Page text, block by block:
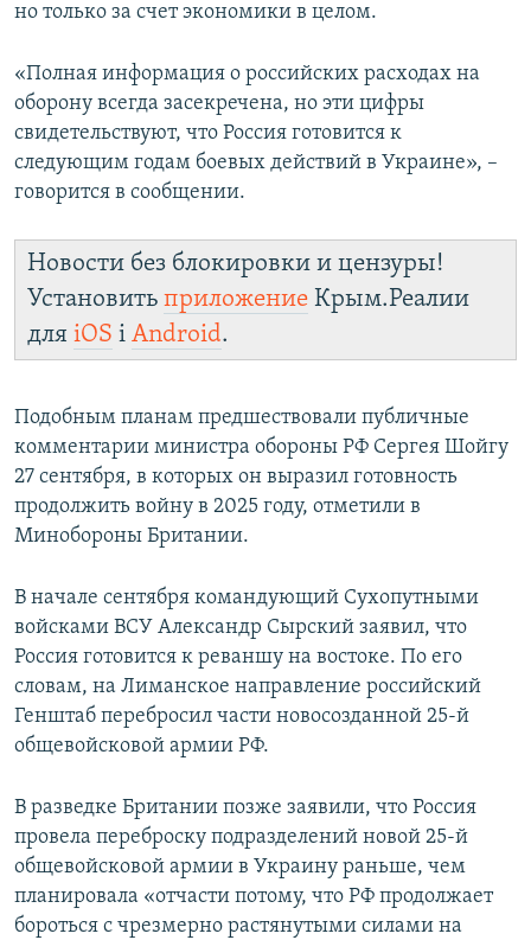
но только за счет экономики в целом.
«Полная информация о российских расходах на
оборону всегда засекречена, но эти цифры
свидетельствуют, что Россия готовится к
следующим годам боевых действий в Украине», –
говорится в сообщении.
Новости без блокировки и цензуры!
Установить приложение Крым.Реалии
для iOS і Android.
Подобным планам предшествовали публичные
комментарии министра обороны РФ Сергея Шойгу
27 сентября, в которых он выразил готовность
продолжить войну в 2025 году, отметили в
Минобороны Британии.
В начале сентября командующий Сухопутными
войсками ВСУ Александр Сырский заявил, что
Россия готовится к реваншу на востоке. По его
словам, на Лиманское направление российский
Генштаб перебросил части новосозданной 25-й
общевойсковой армии РФ.
В разведке Британии позже заявили, что Россия
провела переброску подразделений новой 25-й
общевойсковой армии в Украину раньше, чем
планировала «отчасти потому, что РФ продолжает
бороться с чрезмерно растянутыми силами на